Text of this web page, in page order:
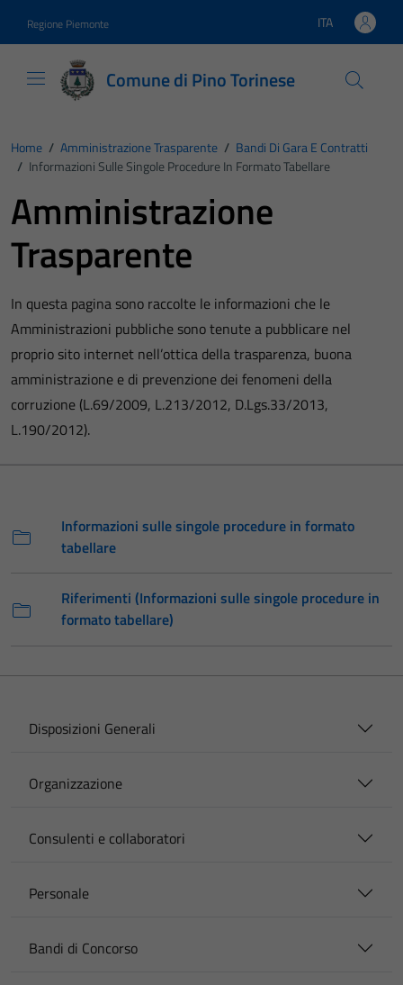
Regione Piemonte Lingua attiva:
ITA
Comune di Pino Torinese
Home / Amministrazione Trasparente / Bandi Di Gara E Contratti
/ Informazioni Sulle Singole Procedure In Formato Tabellare
Amministrazione
Trasparente
In questa pagina sono raccolte le informazioni che le
Amministrazioni pubbliche sono tenute a pubblicare nel
proprio sito internet nell’ottica della trasparenza, buona
amministrazione e di prevenzione dei fenomeni della
corruzione (L.69/2009, L.213/2012, D.Lgs.33/2013,
L.190/2012).
Informazioni sulle singole procedure in formato
tabellare
Riferimenti (Informazioni sulle singole procedure in
formato tabellare)
Disposizioni Generali
Organizzazione
Consulenti e collaboratori
Personale
Bandi di Concorso